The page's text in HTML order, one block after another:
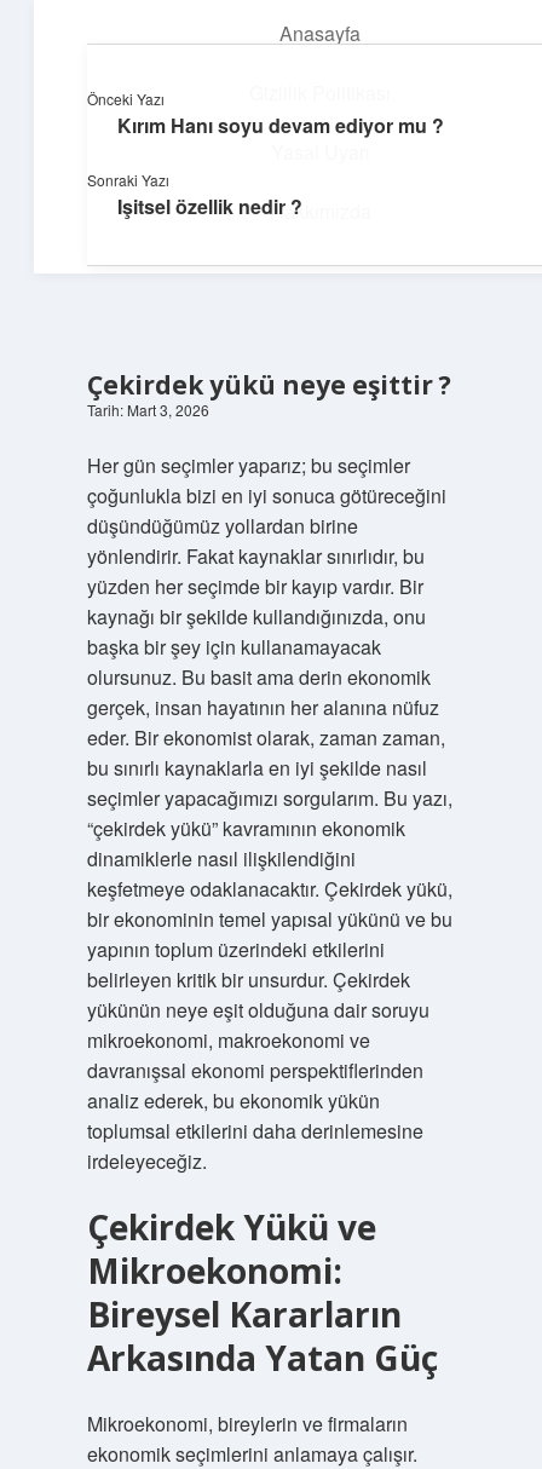
Anasayfa
Hakkımızda
Neşeli Fikir Köşesi
Hayatına neşe katan kısa hikayeler!
Çekirdek yükü neye eşittir ?
Tarih: Mart 3, 2026
Her gün seçimler yaparız; bu seçimler
çoğunlukla bizi en iyi sonuca götüreceğini
düşündüğümüz yollardan birine
yönlendirir. Fakat kaynaklar sınırlıdır, bu
yüzden her seçimde bir kayıp vardır. Bir
kaynağı bir şekilde kullandığınızda, onu
başka bir şey için kullanamayacak
olursunuz. Bu basit ama derin ekonomik
gerçek, insan hayatının her alanına nüfuz
eder. Bir ekonomist olarak, zaman zaman,
bu sınırlı kaynaklarla en iyi şekilde nasıl
seçimler yapacağımızı sorgularım. Bu yazı,
“çekirdek yükü” kavramının ekonomik
dinamiklerle nasıl ilişkilendiğini
keşfetmeye odaklanacaktır. Çekirdek yükü,
bir ekonominin temel yapısal yükünü ve bu
yapının toplum üzerindeki etkilerini
belirleyen kritik bir unsurdur. Çekirdek
yükünün neye eşit olduğuna dair soruyu
mikroekonomi, makroekonomi ve
davranışsal ekonomi perspektiflerinden
analiz ederek, bu ekonomik yükün
toplumsal etkilerini daha derinlemesine
irdeleyeceğiz.
Çekirdek Yükü ve
Mikroekonomi:
Bireysel Kararların
Arkasında Yatan Güç
Mikroekonomi, bireylerin ve firmaların
ekonomik seçimlerini anlamaya çalışır.
Önceki Yazı
Kırım Hanı soyu devam ediyor mu ?
Sonraki Yazı
Işitsel özellik nedir ?